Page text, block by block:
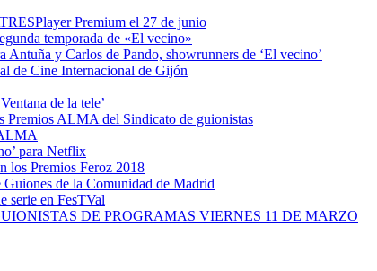
Premium el 27 de junio
temporada de «El vecino»
Antuña y Carlos de Pando, showrunners de ‘El vecino’
de Cine Internacional de Gijón
de la tele’
Premios ALMA del Sindicato de guionistas
para Netflix
los Premios Feroz 2018
Guiones de la Comunidad de Madrid
serie en FesTVal
DE PROGRAMAS VIERNES 11 DE MARZO